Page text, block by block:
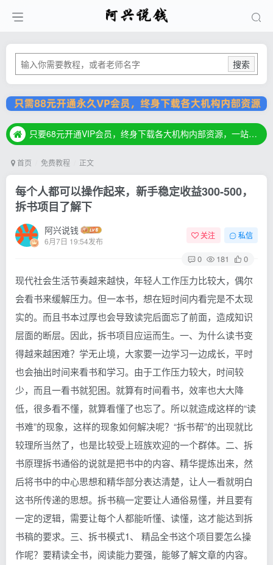
搜索
只要68元开通VIP会员，终身下载各大机构内部资源，一站式草根创业基地，最新最强网赚教程大全，小投入，大回报！
只要68元开通VIP会员，终身下载各大机构内部资源，一站式草根创业基地，最新最强网赚教程大全，小投入，大回报！
首页 免费教程 正文
每个人都可以操作起来，新手稳定收益300-500，
拆书项目了解下
阿兴说钱
6月7日 19:54发布
关注 私信
0 181 0
现代社会生活节奏越来越快，年轻人工作压力比较大，偶尔
会看书来缓解压力。但一本书，想在短时间内看完是不太现
实的。而且书本过厚也会导致读完后面忘了前面，造成知识
层面的断层。因此，拆书项目应运而生。一、为什么读书变
得越来越困难？学无止境，大家要一边学习一边成长，平时
也会抽出时间来看书和学习。由于工作压力较大，时间较
少，而且一看书就犯困。就算有时间看书，效率也大大降
低，很多看不懂，就算看懂了也忘了。所以就造成这样的“读
书难”的现象，这样的现象如何解决呢？“拆书帮”的出现就比
较理所当然了，也是比较受上班族欢迎的一个群体。二、拆
书原理拆书通俗的说就是把书中的内容、精华提炼出来，然
后将书中的中心思想和精华部分表达清楚，让人一看就明白
这书所传递的思想。拆书稿一定要让人通俗易懂，并且要有
一定的逻辑，需要让每个人都能听懂、读懂，这才能达到拆
书稿的要求。三、拆书模式1、 精品全书这个项目要怎么操
作呢？要精读全书，阅读能力要强，能够了解文章的内容。